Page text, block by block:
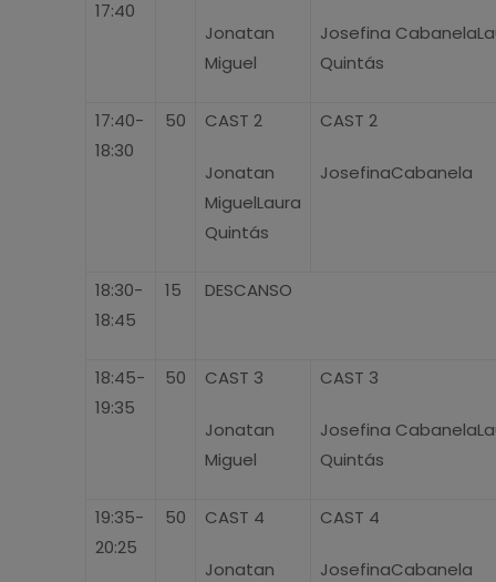
17:40
Jonatan
Miguel
Josefina
Quintás
17:40-
18:30
50 CAST 2
Jonatan
MiguelLaura
Quintás
CAST 2
JosefinaCabanela
18:30-
18:45
15 DESCANSO
18:45-
19:35
50 CAST 3
Jonatan
Miguel
CAST 3
Josefina
Quintás
19:35-
20:25
50 CAST 4
Jonatan
CAST 4
JosefinaCabanela